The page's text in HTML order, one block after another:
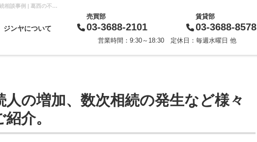
相続放置による相続人の増加、数次相続の発生など様々な相続相談事例をご紹介。相続相談事例 | 葛西の不動産のことならセンチュリー21 ジンヤ
ジンヤについて
売買部
03-3688-2101
賃貸部
03-3688-8578
営業時間：9:30～18:30 定休日：毎週水曜日 他
の増加、数次相続の発生など様々
介。